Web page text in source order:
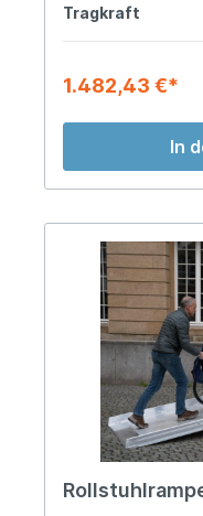
Tragkraft
1.482,43 €*
In